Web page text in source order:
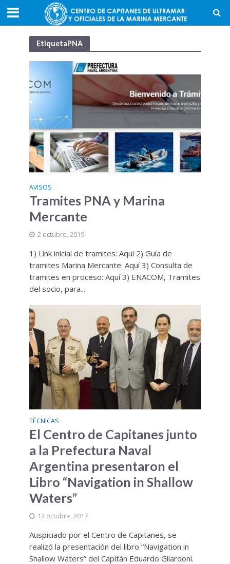
EtiquetaPNA
AVISOS
Tramites PNA y Marina
Mercante
2 octubre, 2019
1) Link inicial de tramites: Aquí 2) Guía de
tramites Marina Mercante: Aquí 3) Consulta de
tramites en proceso: Aquí 3) ENACOM, Tramites
del socio, para...
TÉCNICAS
El Centro de Capitanes junto
a la Prefectura Naval
Argentina presentaron el
Libro “Navigation in Shallow
Waters”
12 octubre, 2017
Auspiciado por el Centro de Capitanes, se
realizó la presentación del libro “Navigation in
Shallow Waters” del Capitán Eduardo Gilardoni.